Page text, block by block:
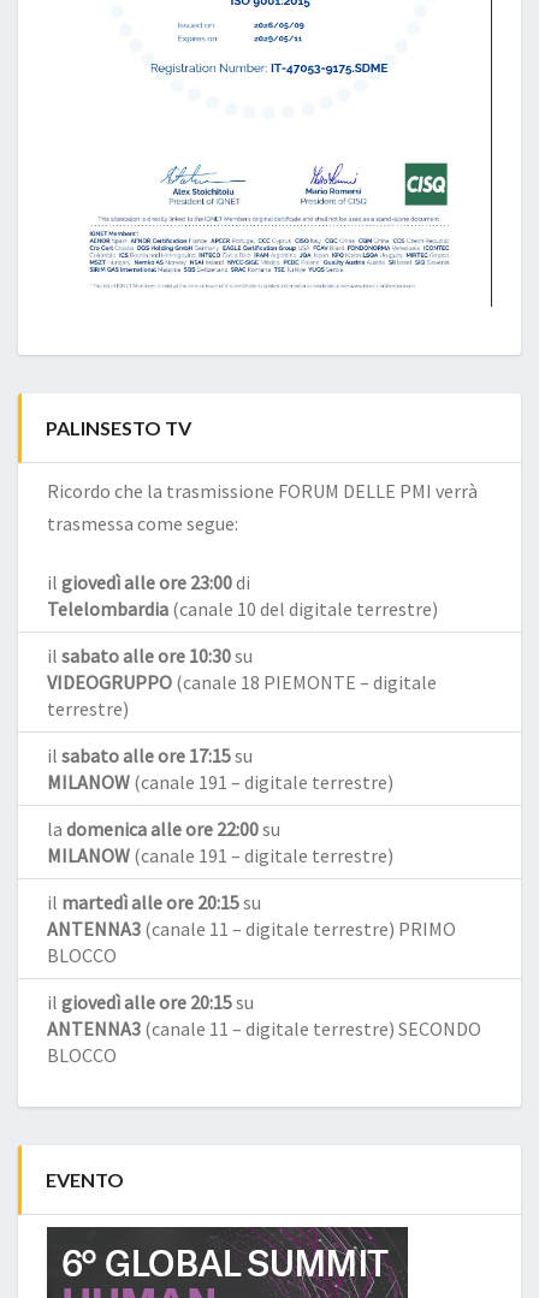
PALINSESTO TV
Ricordo che la trasmissione FORUM DELLE PMI verrà
trasmessa come segue:
il giovedì alle ore 23:00di
Telelombardia (canale 10 del digitale terrestre)
il sabato alle ore 10:30su
VIDEOGRUPPO (canale 18 PIEMONTE – digitale
terrestre)
il sabato alle ore 17:15su
MILANOW (canale 191 – digitale terrestre)
la domenica alle ore 22:00su
MILANOW (canale 191 – digitale terrestre)
il martedì alle ore 20:15su
ANTENNA3 (canale 11 – digitale terrestre) PRIMO
BLOCCO
il giovedì alle ore 20:15su
ANTENNA3 (canale 11 – digitale terrestre) SECONDO
BLOCCO
EVENTO